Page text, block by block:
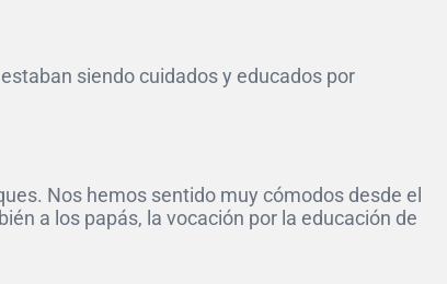
siendo cuidados y educados por
Nos hemos sentido muy cómodos desde el
a los papás, la vocación por la educación de